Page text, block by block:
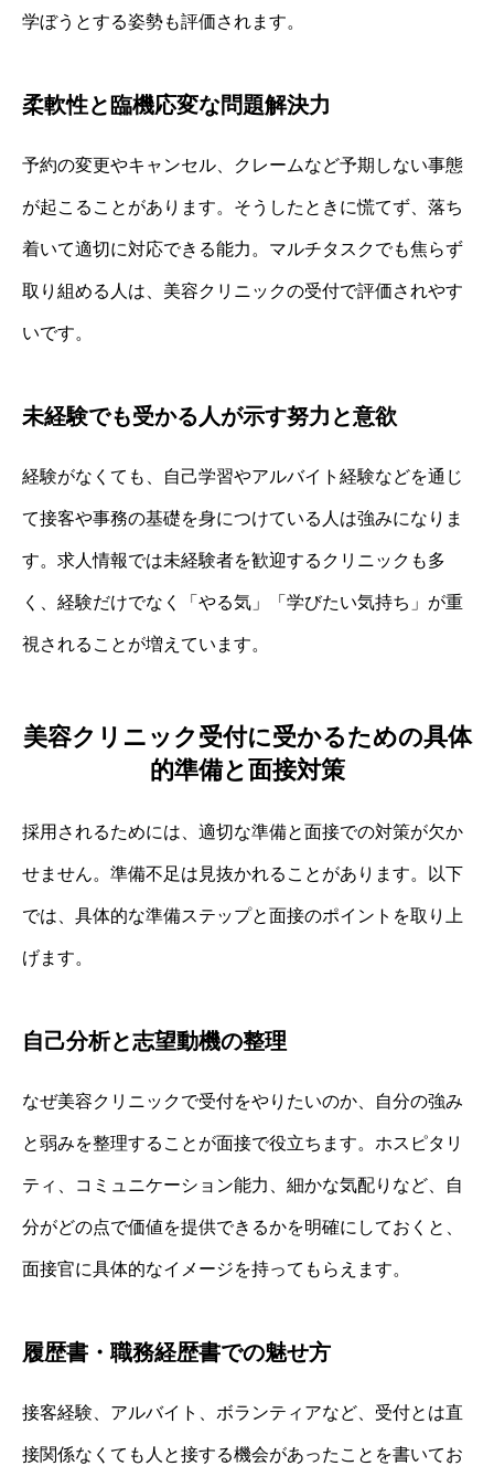
学ぼうとする姿勢も評価されます。
柔軟性と臨機応変な問題解決力
予約の変更やキャンセル、クレームなど予期しない事態
が起こることがあります。そうしたときに慌てず、落ち
着いて適切に対応できる能力。マルチタスクでも焦らず
取り組める人は、美容クリニックの受付で評価されやす
いです。
未経験でも受かる人が示す努力と意欲
経験がなくても、自己学習やアルバイト経験などを通じ
て接客や事務の基礎を身につけている人は強みになりま
す。求人情報では未経験者を歓迎するクリニックも多
く、経験だけでなく「やる気」「学びたい気持ち」が重
視されることが増えています。
美容クリニック受付に受かるための具体
的準備と面接対策
採用されるためには、適切な準備と面接での対策が欠か
せません。準備不足は見抜かれることがあります。以下
では、具体的な準備ステップと面接のポイントを取り上
げます。
自己分析と志望動機の整理
なぜ美容クリニックで受付をやりたいのか、自分の強み
と弱みを整理することが面接で役立ちます。ホスピタリ
ティ、コミュニケーション能力、細かな気配りなど、自
分がどの点で価値を提供できるかを明確にしておくと、
面接官に具体的なイメージを持ってもらえます。
履歴書・職務経歴書での魅せ方
接客経験、アルバイト、ボランティアなど、受付とは直
接関係なくても人と接する機会があったことを書いてお